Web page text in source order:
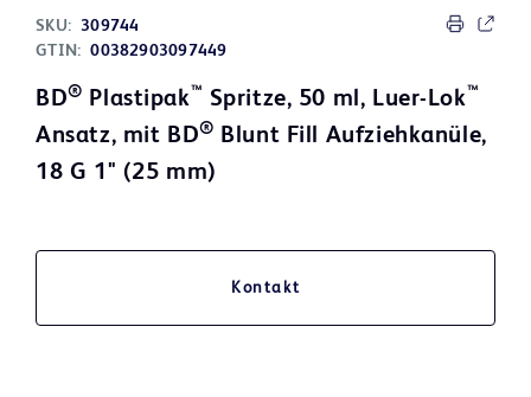
SKU: 309744
GTIN: 00382903097449
BD® Plastipak™ Spritze, 50 ml, Luer-Lok™
Ansatz, mit BD® Blunt Fill Aufziehkanüle,
18 G 1" (25 mm)
Kontakt